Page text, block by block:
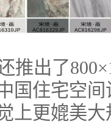
推出了
国住宅空
上更媲美